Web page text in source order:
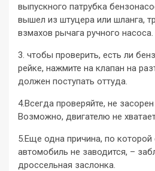
выпускного патрубка
вышел из штуцера или шланга,
взмахов рычага ручного насоса.
3. чтобы проверить, есть ли
рейке, нажмите на клапан на
должен поступать оттуда.
4.Всегда проверяйте, не
Возможно, двигателю не
5.Еще одна причина, по которой
автомобиль не заводится, –
дроссельная заслонка.